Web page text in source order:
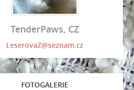
TenderPaws, CZ
LeserovaZ@seznam.cz
FOTOGALERIE